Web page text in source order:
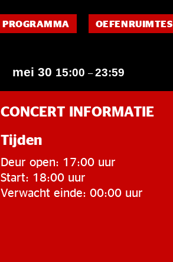
PROGRAMMA OEFENRUIMTES
mei 30 15:00 –23:59
CONCERT INFORMATIE
Tijden
Deur open: 17:00 uur
Start: 18:00 uur
Verwacht einde: 00:00 uur